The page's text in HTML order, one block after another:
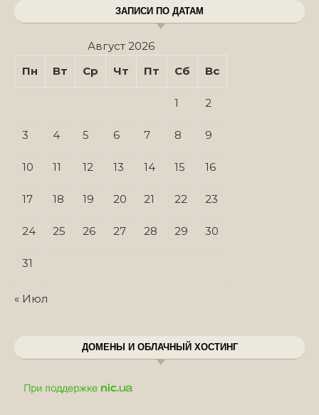
ЗАПИСИ ПО ДАТАМ
Август 2026
Пн
Вт Ср Чт Пт Сб Вс
1 2
3 4 5 6 7 8 9
10 11 12 13 14 15 16
17 18 19 20 21 22 23
24 25 26 27 28 29 30
31
« Июл
ДОМЕНЫ И ОБЛАЧНЫЙ ХОСТИНГ